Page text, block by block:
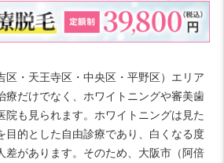
区・天王寺区・中央区・平野区）エリア
療だけでなく、ホワイトニングや審美歯
院も見られます。ホワイトニングは見た
目的とした自由診療であり、白くなる度
差があります。そのため、大阪市（阿倍